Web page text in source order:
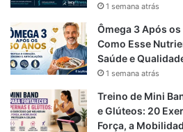
Quem sente dor deve
parar de treinar
Em
Cinto protege totalmente a
lombar
Ele
1 semana atrás
Ômega 3 Após
Como Esse
Saúde e
1 semana atrás
Treino de Mini
e Glúteos: 20
Força, a